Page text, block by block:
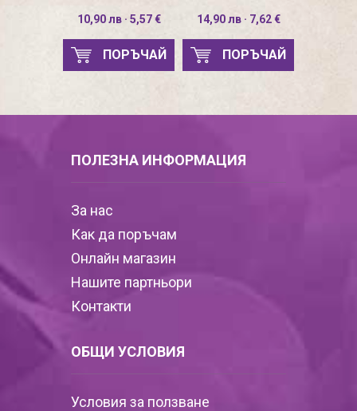
10,90 лв · 5,57 €
ПОРЪЧАЙ
14,90 лв · 7,62 €
ПОРЪЧАЙ
ПОЛЕЗНА ИНФОРМАЦИЯ
За нас
Как да поръчам
Онлайн магазин
Нашите партньори
Контакти
ОБЩИ УСЛОВИЯ
Условия за ползване